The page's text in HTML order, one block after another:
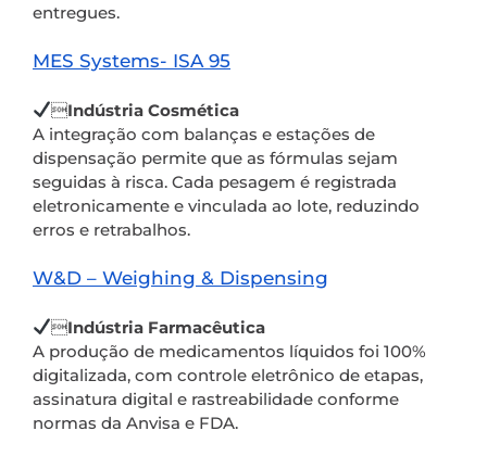
entregues.
MES Systems- ISA 95
Indústria Cosmética
A integração com balanças e estações de
dispensação permite que as fórmulas sejam
seguidas à risca. Cada pesagem é registrada
eletronicamente e vinculada ao lote, reduzindo
erros e retrabalhos.
W&D – Weighing & Dispensing
Indústria Farmacêutica
A produção de medicamentos líquidos foi 100%
digitalizada, com controle eletrônico de etapas,
assinatura digital e rastreabilidade conforme
normas da Anvisa e FDA.